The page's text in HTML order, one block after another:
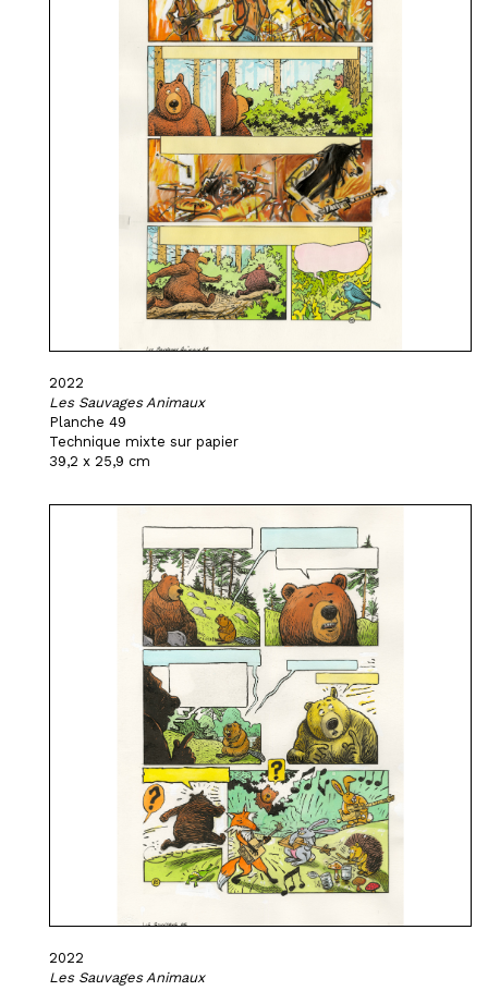
2022
Les Sauvages Animaux
Planche 49
Technique mixte sur papier
39,2 x 25,9 cm
2022
Les Sauvages Animaux